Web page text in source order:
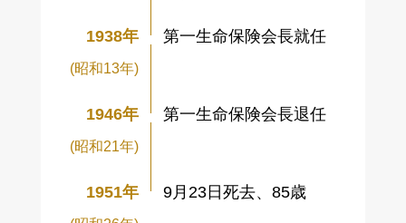
1938年
(昭和13年)
第一生命保険会長就任
1946年
(昭和21年)
第一生命保険会長退任
1951年 9月23日死去、85歳